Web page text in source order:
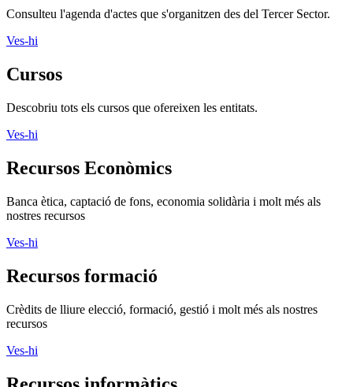
Consulteu l'agenda d'actes que s'organitzen des del Tercer Sector.
Ves-hi
Cursos
Descobriu tots els cursos que ofereixen les entitats.
Ves-hi
Recursos Econòmics
Banca ètica, captació de fons, economia solidària i molt més als
nostres recursos
Ves-hi
Recursos formació
Crèdits de lliure elecció, formació, gestió i molt més als nostres
recursos
Ves-hi